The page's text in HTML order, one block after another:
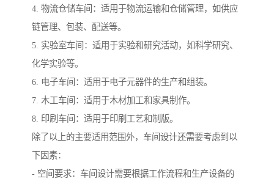
4. 物流仓储车间：适用于物流运输和仓储管理，如供应
链管理、包装、配送等。
5. 实验室车间：适用于实验和研究活动，如科学研究、
化学实验等。
6. 电子车间：适用于电子元器件的生产和组装。
7. 木工车间：适用于木材加工和家具制作。
8. 印刷车间：适用于印刷工艺和制版。
除了以上的主要适用范围外，车间设计还需要考虑到以
下因素：
- 空间要求：车间设计需要根据工作流程和生产设备的